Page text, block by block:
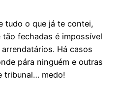
tudo o que já te contei,
tão fechadas é impossível
Há casos
pára ninguém e outras
tribunal… medo!